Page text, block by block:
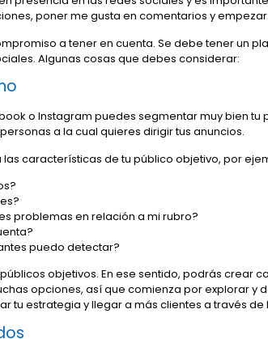
poner me gusta en comentarios y
a tener en cuenta. Se debe tener un
Algunas cosas que debes considerar:
o Instagram puedes segmentar muy bien
a la cual quieres dirigir tus anuncios.
características de tu público objetivo, por
problemas en relación a mi rubro?
puedo detectar?
objetivos. En ese sentido, podrás crear
opciones, así que comienza por explorar y
tu estrategia y llegar a más clientes a través de